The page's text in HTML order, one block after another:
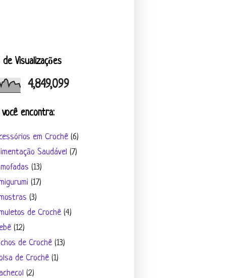
de Visualizações
4,849,099
encontra:
em Crochê (6)
Saudável (7)
(13)
(17)
(3)
de Crochê (4)
(12)
de Crochê (13)
de Crochê (1)
(2)